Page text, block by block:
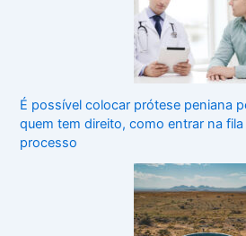
É possível colocar prótese peniana
quem tem direito, como entrar na
processo